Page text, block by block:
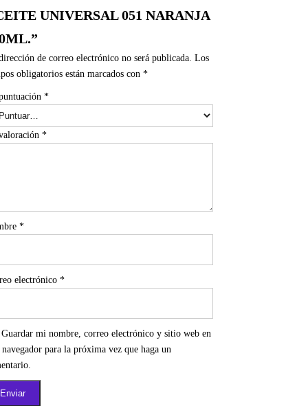
UNIVERSAL 051 NARANJA
de correo electrónico no será publicada. Los
obligatorios están marcados con *
*
*
*
electrónico *
Guardar mi nombre, correo electrónico y sitio web en
navegador para la próxima vez que haga un